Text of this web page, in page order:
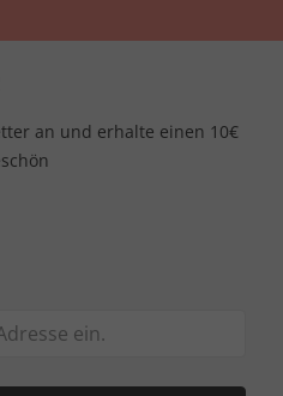
an und erhalte einen 10€